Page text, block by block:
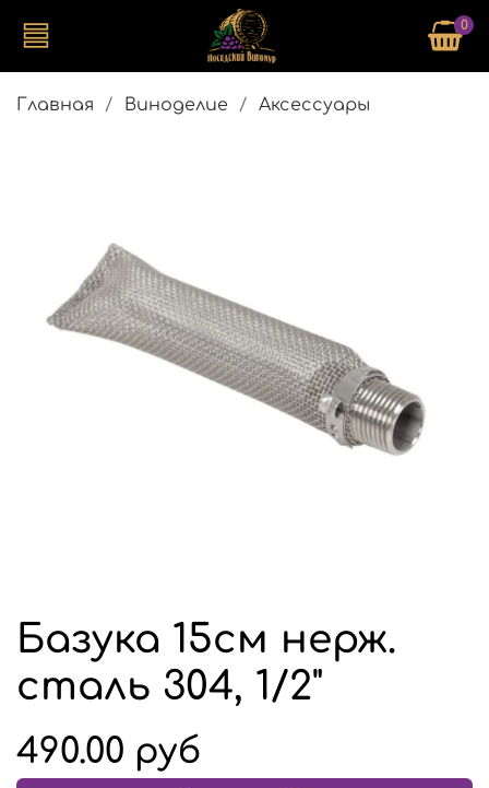
0
Главная Виноделие Аксессуары
Базука 15см нерж.
сталь 304, 1/2"
490.00 руб